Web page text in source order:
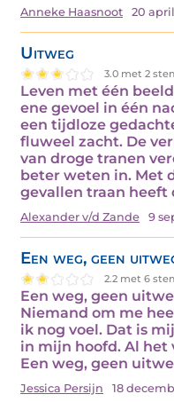
Anneke Haasnoot 20
Uitweg
3.0 met 2
Leven met één
ene gevoel in één
een tijdloze
fluweel zacht. De
van droge tranen
beter weten in. Met
gevallen traan heeft
Alexander v/d Zande 9
Een weg, geen
2.2 met 6
Een weg, geen
Niemand om me
ik nog voel. Dat is
in mijn hoofd. Al het
Een weg, geen
Jessica Persijn 18